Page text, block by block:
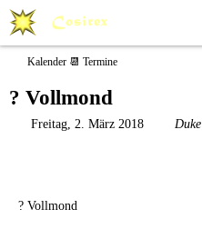
Kalender 📆 Termine
? Vollmond
Freitag, 2. März 2018 Duke
? Vollmond